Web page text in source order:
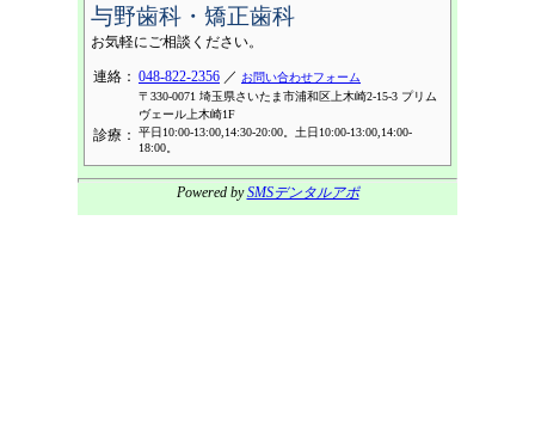
与野歯科・矯正歯科
お気軽にご相談ください。
連絡： 048-822-2356 ／ お問い合わせフォーム
〒330-0071 埼玉県さいたま市浦和区上木崎2-15-3 プリム
ヴェール上木崎1F
診療：
平日10:00-13:00,14:30-20:00。土日10:00-13:00,14:00-
18:00。
Powered bySMSデンタルアポ